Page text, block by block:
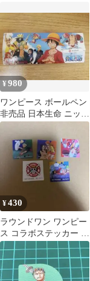
¥980
ワンピース ボールペン
非売品 日本生命 ニッセ
イ 麦わらの一味 ルフィ
グッズ
¥430
ラウンドワン ワンピー
ス コラボステッカー 5
枚セット